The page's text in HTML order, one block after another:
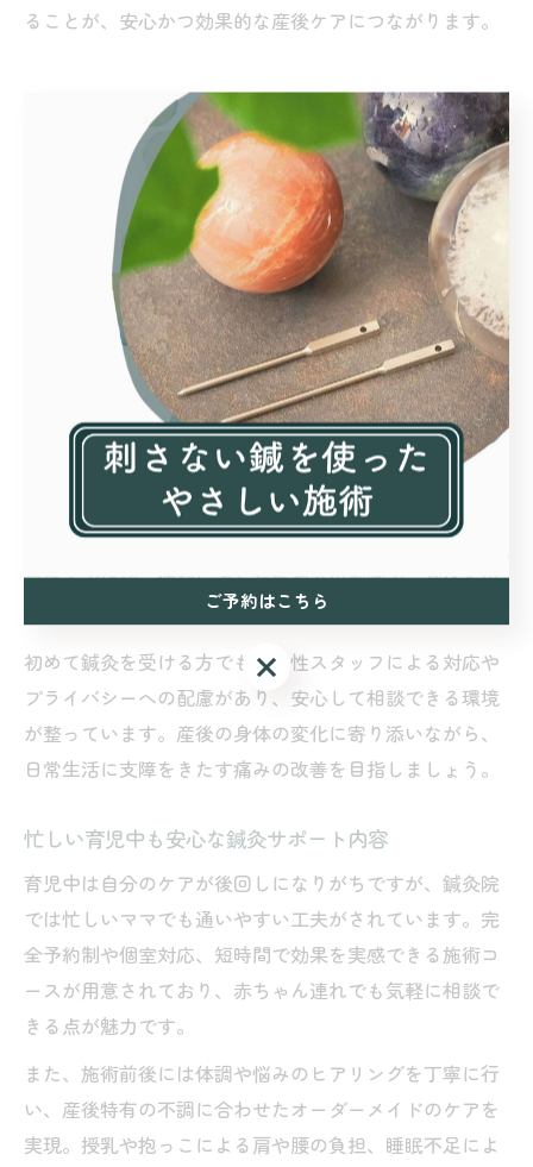
ることが、安心かつ効果的な産後ケアにつながります。
日々の疲れや腰痛も鍼灸で穏やかに
サポート
鍼灸で腰痛や肩こりを優しく改善する方法
産後の腰痛や肩こりは、出産による骨盤のゆがみや授乳
姿勢の負担が主な原因です。鍼灸師が一人ひとりの身体
の状態に合わせた施術を行います。鍼灸は筋肉の緊張を
和らげ、血行を促進することで、慢性的な痛みやこりを
根本から改善へと導きます。
実際に「腰痛が軽減し、子どもを抱っこするのが楽にな
った」といった体験談も多く寄せられています。施術前
には丁寧なカウンセリングを実施し、痛みの部位や生活
習慣まで確認。個別に適した鍼や灸の刺激で、身体への
負担を最小限に抑えながらケアできるのが特徴です。
初めて鍼灸を受ける方でも、女性スタッフによる対応や
プライバシーへの配慮があり、安心して相談できる環境
が整っています。産後の身体の変化に寄り添いながら、
日常生活に支障をきたす痛みの改善を目指しましょう。
忙しい育児中も安心な鍼灸サポート内容
育児中は自分のケアが後回しになりがちですが、鍼灸院
では忙しいママでも通いやすい工夫がされています。完
全予約制や個室対応、短時間で効果を実感できる施術コ
ースが用意されており、赤ちゃん連れでも気軽に相談で
きる点が魅力です。
また、施術前後には体調や悩みのヒアリングを丁寧に行
い、産後特有の不調に合わせたオーダーメイドのケアを
実現。授乳や抱っこによる肩や腰の負担、睡眠不足によ
ご予約はこちら
ご予約はこちら